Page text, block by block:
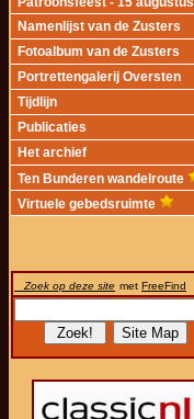
Namenlijst van de Zusters
Fotoalbum van de Zusters
Portrettengalerij Oversten
Tijdlijn
Publicaties
Het archief
Ten Bunderen wandelroute
Virtuele gebedsruimte
Zoek op deze site met FreeFind